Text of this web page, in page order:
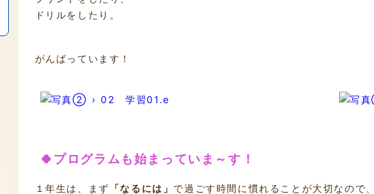
ドリルをしたり。
がんばっています！
🍀プログラムも始まっていま～す！
１年生は、まず 「なるには」 で過ごす時間に慣れることが大切なので